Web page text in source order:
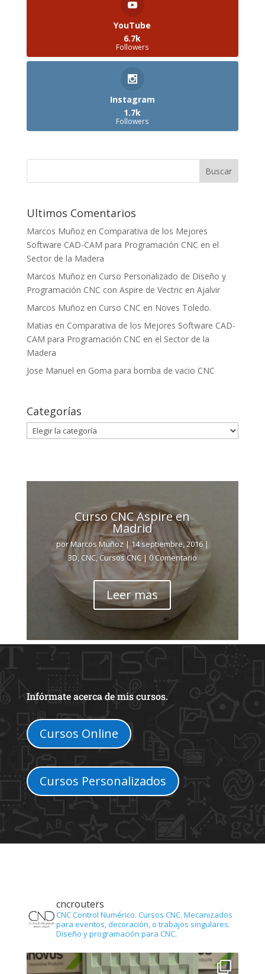
YouTube
6.7k
Followers
Instagram
1.7k
Followers
Ultimos Comentarios
Marcos Muñozen Comparativa de los Mejores
Software CAD-CAM para Programación CNC en el
Sector de la Madera
Marcos Muñozen Curso Personalizado de Diseño y
Programación CNC con Aspire de Vectric en Ajalvir
Marcos Muñozen Curso CNC en Noves Toledo.
Matias en Comparativa de los Mejores Software CAD-
CAM para Programación CNC en el Sector de la
Madera
Jose Manuel en Goma para bomba de vacio CNC
Categorías
Categorías
Curso CNC Aspire en
Madrid
porMarcos Muñoz|14 septiembre, 2016|
3D, CNC, Cursos CNC| 0 Comentario
Leer mas
Infórmate acerca de mis cursos.
Cursos Online
Cursos Personalizados
cncrouters
CNC Control Numérico. Cursos CNC. Mecanizados
para eventos, decoración, o trabajos singulares.
Diseño y programación para CNC.